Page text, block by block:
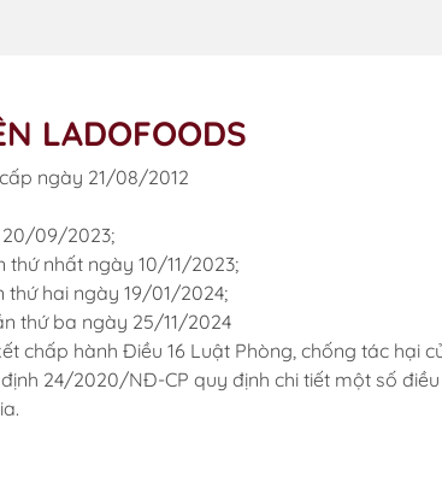
LADOFOODS
cấp ngày 21/08/2012
20/09/2023;
thứ nhất ngày 10/11/2023;
thứ hai ngày 19/01/2024;
thứ ba ngày 25/11/2024
chấp hành Điều 16 Luật Phòng, chống tác hại
24/2020/NĐ-CP quy định chi tiết một số